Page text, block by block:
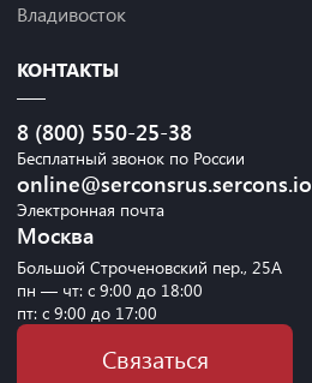
Владивосток
КОНТАКТЫ
8 (800) 550-25-38
Бесплатный звонок по России
online@serconsrus.sercons.io
Электронная почта
Москва
Большой Строченовский пер., 25А
пн — чт: с 9:00 до 18:00
пт: с 9:00 до 17:00
Связаться